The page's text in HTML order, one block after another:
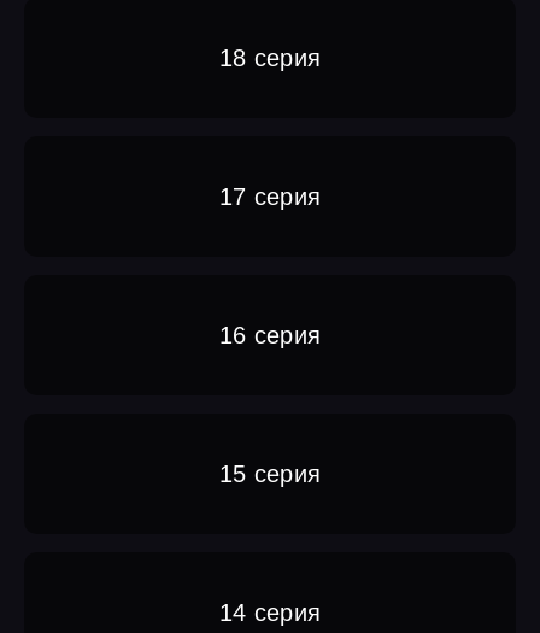
18 серия
17 серия
16 серия
15 серия
14 серия